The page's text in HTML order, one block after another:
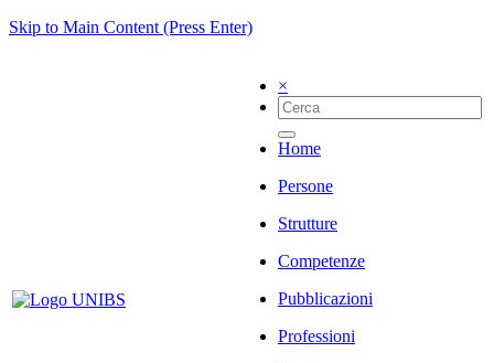
Skip to Main Content (Press Enter)
×
Home
Persone
Strutture
Competenze
Pubblicazioni
Professioni